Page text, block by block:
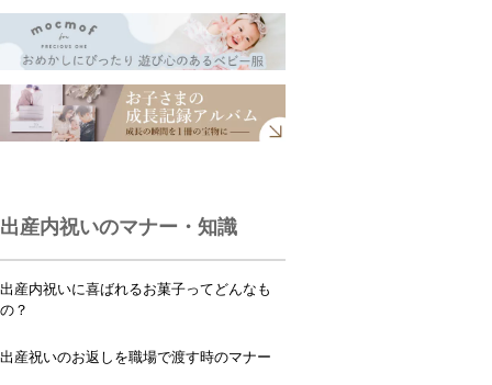
出産内祝いのマナー・知識
出産内祝いに喜ばれるお菓子ってどんなも
の？
出産祝いのお返しを職場で渡す時のマナー